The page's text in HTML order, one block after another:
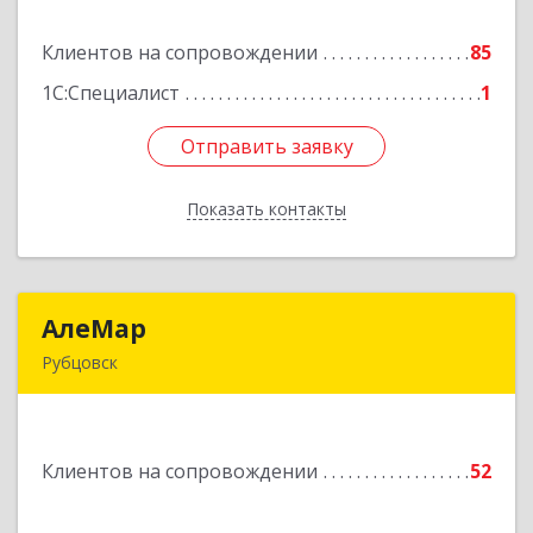
Клиентов на сопровождении
85
1С:Специалист
1
Отправить заявку
Показать контакты
Подробнее
Отправить заявку
Назад
АлеМар
Рубцовск
Клиентов на сопровождении 52
Подробнее